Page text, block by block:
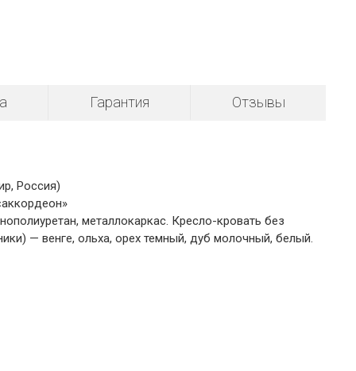
Гарантия Отзывы
Россия)
металлокаркас. Кресло-кровать без
— венге, ольха, орех темный, дуб молочный, белый.